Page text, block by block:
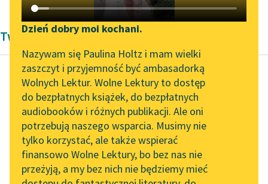
Katalog DAISY
Podkasty o książkach
Zgłoś brak utworu
Aktualności
„Prokurator Alicja Horn”
do słuchania
Byliśmy częścią AI Impact
Lab
Zapraszamy na spotkanie
online z tłumaczkami
Narzędzia
Mapa Wolnych Lektur
Leśmianator
Przewodnik dla piszących i
czytających
Dzień dobry moi kochani.
Nazywam się Paulina Holtz i mam wielki
zaszczyt i przyjemność być ambasadorką
Wolnych Lektur. Wolne Lektury to dostęp
do bezpłatnych książek, do bezpłatnych
audiobooków i różnych publikacji. Ale oni
potrzebują naszego wsparcia. Musimy nie
tylko korzystać, ale także wspierać
finansowo Wolne Lektury, bo bez nas nie
przeżyją, a my bez nich nie będziemy mieć
Twórczość Michała Bałuckiego
Michał Bałucki
Dorożkarz nr 13
świat wyższy uznał go
za swego, choć
pochodził tylko ze